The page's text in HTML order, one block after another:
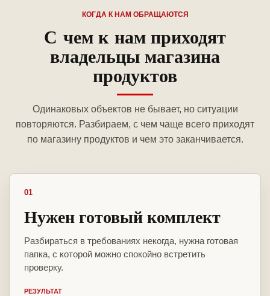
КОГДА К НАМ ОБРАЩАЮТСЯ
С чем к нам приходят
владельцы магазина
продуктов
Одинаковых объектов не бывает, но ситуации
повторяются. Разбираем, с чем чаще всего приходят
по магазину продуктов и чем это заканчивается.
01
Нужен готовый комплект
Разбираться в требованиях некогда, нужна готовая
папка, с которой можно спокойно встретить
проверку.
РЕЗУЛЬТАТ